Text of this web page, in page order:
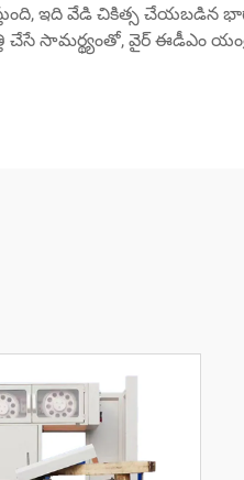
ఇది వేడి చికిత్స చేయబడిన
చేసే సామర్థ్యంతో, వైర్